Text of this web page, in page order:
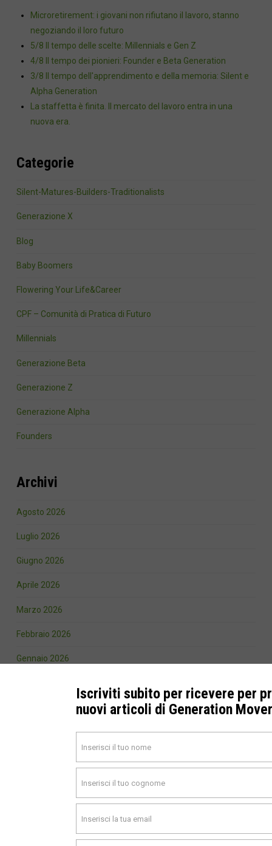
Microretirement: i giovani non rifiutano il lavoro, stanno
negoziando il loro futuro
5/8 Il tempo delle scelte: Millennials e Gen Z
4/8 Il tempo dei pionieri: Founder e Beta Generation
3/8 Il tempo dell'apprendimento e della memoria: Silent e
Alpha Generation
La staffetta è finita. Il mercato del lavoro entra in una
nuova era.
Categorie
Silent-Matures-Builders-Traditionalists
Generazione X
Blog
Baby Boomers
Flowering Your Life&Career
CPF – Comunità di Pratica di Futuro
Millennials
Generazione Beta
Generazione Z
Generazione Alpha
Founders
Archivi
Agosto 2026
Luglio 2026
Giugno 2026
Aprile 2026
Marzo 2026
Febbraio 2026
Gennaio 2026
Settembre 2025
Iscriviti subito per ricevere per
nuovi articoli di Generation